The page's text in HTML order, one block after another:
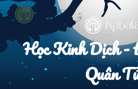
Skip to main content
Học Kinh Dịch -
Quân